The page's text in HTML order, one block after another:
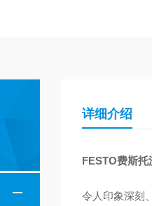
详细介绍
FESTO费斯托
令人印象深刻